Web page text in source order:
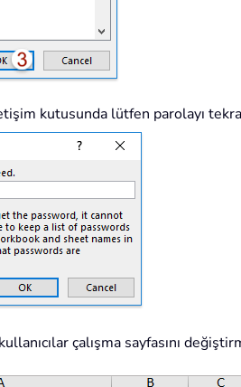
kutusunda lütfen parolayı
çalışma sayfasını